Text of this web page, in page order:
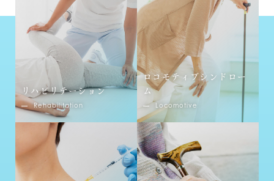
リハビリテーション
Rehabilitation
ロコモティブシンドロー
ム
Locomotive